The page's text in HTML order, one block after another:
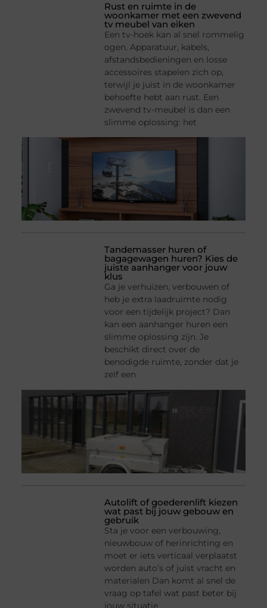
Rust en ruimte in de
woonkamer met een zwevend
tv meubel van eiken
Een tv-hoek kan al snel rommelig
ogen. Apparatuur, kabels,
afstandsbedieningen en losse
accessoires stapelen zich op,
terwijl je juist in de woonkamer
behoefte hebt aan rust. Een
zwevend tv-meubel is dan een
slimme oplossing: het
Tandemasser huren of
bagagewagen huren? Kies de
juiste aanhanger voor jouw
klus
Ga je verhuizen, verbouwen of
heb je extra laadruimte nodig
voor een tijdelijk project? Dan
kan een aanhanger huren een
slimme oplossing zijn. Je
beschikt direct over de
benodigde ruimte, zonder dat je
zelf een
Autolift of goederenlift kiezen
wat past bij jouw gebouw en
gebruik
Sta je voor een verbouwing,
nieuwbouw of herinrichting en
moet er iets verticaal verplaatst
worden auto’s of juist vracht en
materialen Dan komt al snel de
vraag op tafel wat past beter bij
jouw situatie